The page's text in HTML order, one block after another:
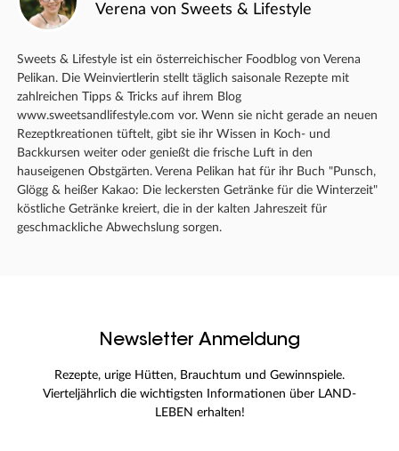
Verena von Sweets & Lifestyle
Sweets & Lifestyle ist ein österreichischer Foodblog von Verena
Pelikan. Die Weinviertlerin stellt täglich saisonale Rezepte mit
zahlreichen Tipps & Tricks auf ihrem Blog
www.sweetsandlifestyle.com vor. Wenn sie nicht gerade an neuen
Rezeptkreationen tüftelt, gibt sie ihr Wissen in Koch- und
Backkursen weiter oder genießt die frische Luft in den
hauseigenen Obstgärten. Verena Pelikan hat für ihr Buch "Punsch,
Glögg & heißer Kakao: Die leckersten Getränke für die Winterzeit"
köstliche Getränke kreiert, die in der kalten Jahreszeit für
geschmackliche Abwechslung sorgen.
Newsletter Anmeldung
Rezepte, urige Hütten, Brauchtum und Gewinnspiele.
Vierteljährlich die wichtigsten Informationen über LAND-
LEBEN erhalten!